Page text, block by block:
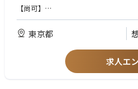
部との協議)
(5)官積算業務に係る技術者の育成・指
(6)官積算資料（工種別、企業者別）
ダム、トンネル、道路、都市土木（
【尚可】
・ネクスコ工事の積算又は現場施工
・ダム工事の積算又は現場施工管理
・土木施工管理技士１級の資格をお
・技術士の資格をお持ちの方
【求める人物像】
東京都
求人エ